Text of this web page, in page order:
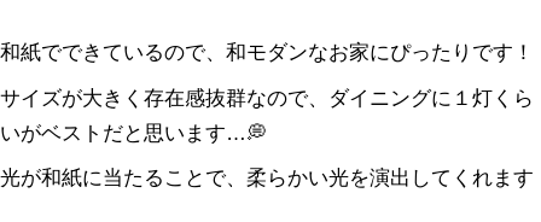
和紙でできているので、和モダンなお家にぴったりです！
サイズが大きく存在感抜群なので、ダイニングに１灯くら
いがベストだと思います…💭
光が和紙に当たることで、柔らかい光を演出してくれます